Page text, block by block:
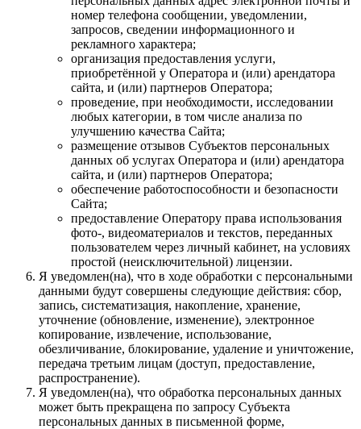
номер телефона сообщении, уведомлении,
запросов, сведении информационного и
рекламного характера;
организация предоставления услуги,
приобретённой у Оператора и (или) арендатора
сайта, и (или) партнеров Оператора;
проведение, при необходимости, исследовании
любых категории, в том числе анализа по
улучшению качества Сайта;
размещение отзывов Субъектов персональных
данных об услугах Оператора и (или) арендатора
сайта, и (или) партнеров Оператора;
обеспечение работоспособности и безопасности
Сайта;
предоставление Оператору права использования
фото-, видеоматериалов и текстов, переданных
пользователем через личный кабинет, на условиях
простой (неисключительной) лицензии.
Я уведомлен(на), что в ходе обработки с персональными
данными будут совершены следующие действия: сбор,
запись, систематизация, накопление, хранение,
уточнение (обновление, изменение), электронное
копирование, извлечение, использование,
обезличивание, блокирование, удаление и уничтожение,
передача третьим лицам (доступ, предоставление,
распространение).
Я уведомлен(на), что обработка персональных данных
может быть прекращена по запросу Субъекта
персональных данных в письменной форме,